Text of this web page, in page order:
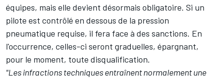
équipes, mais elle devient désormais obligatoire. Si un
pilote est contrôlé en dessous de la pression
pneumatique requise, il fera face à des sanctions. En
l'occurrence, celles-ci seront graduelles, épargnant,
pour le moment, toute disqualification.
"Les infractions techniques entraînent normalement une